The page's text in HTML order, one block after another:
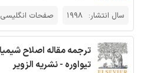
سال انتشار: 1998 صفحات
ترجمه مقاله اصلاح
تیواوره - نشریه الزویر